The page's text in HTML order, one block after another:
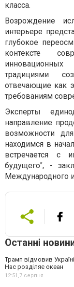
класса.
Возрождение
интерьере
глубокое
контексте
традициями
отвечающие как
требованиям
Эксперты
направление
возможности
находимся в
встречается с
будущего", -
Международного
Останні
Трамп відмовив
Нас розділяє океан
12:51,7 серпня